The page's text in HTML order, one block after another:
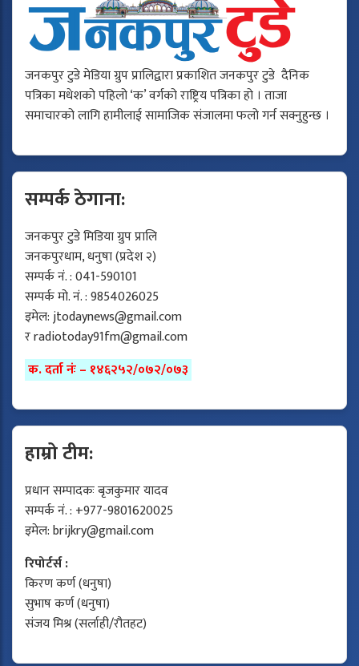
जनकपुर टुडे मेडिया ग्रुप प्रालिद्वारा प्रकाशित जनकपुर टुडे दैनिक
पत्रिका मधेशको पहिलो ‘क’ वर्गको राष्ट्रिय पत्रिका हो । ताजा
समाचारको लागि हामीलाई सामाजिक संजालमा फलो गर्न सक्नुहुन्छ ।
सम्पर्क ठेगाना:
जनकपुर टुडे मिडिया ग्रुप प्रालि
जनकपुरधाम, धनुषा (प्रदेश २)
सम्पर्क नं. : 041-590101
सम्पर्क मो. नं. : 9854026025
इमेल:jtodaynews@gmail.com
रradiotoday91fm@gmail.com
क. दर्ता नंः – १४६२५२/०७२/०७३
हाम्रो टीम:
प्रधान सम्पादकः बृजकुमार यादव
सम्पर्क नं. : +977-9801620025
इमेल:brijkry@gmail.com
रिपोर्टर्स :
किरण कर्ण (धनुषा)
सुभाष कर्ण (धनुषा)
संजय मिश्र (सर्लाही/रौतहट)